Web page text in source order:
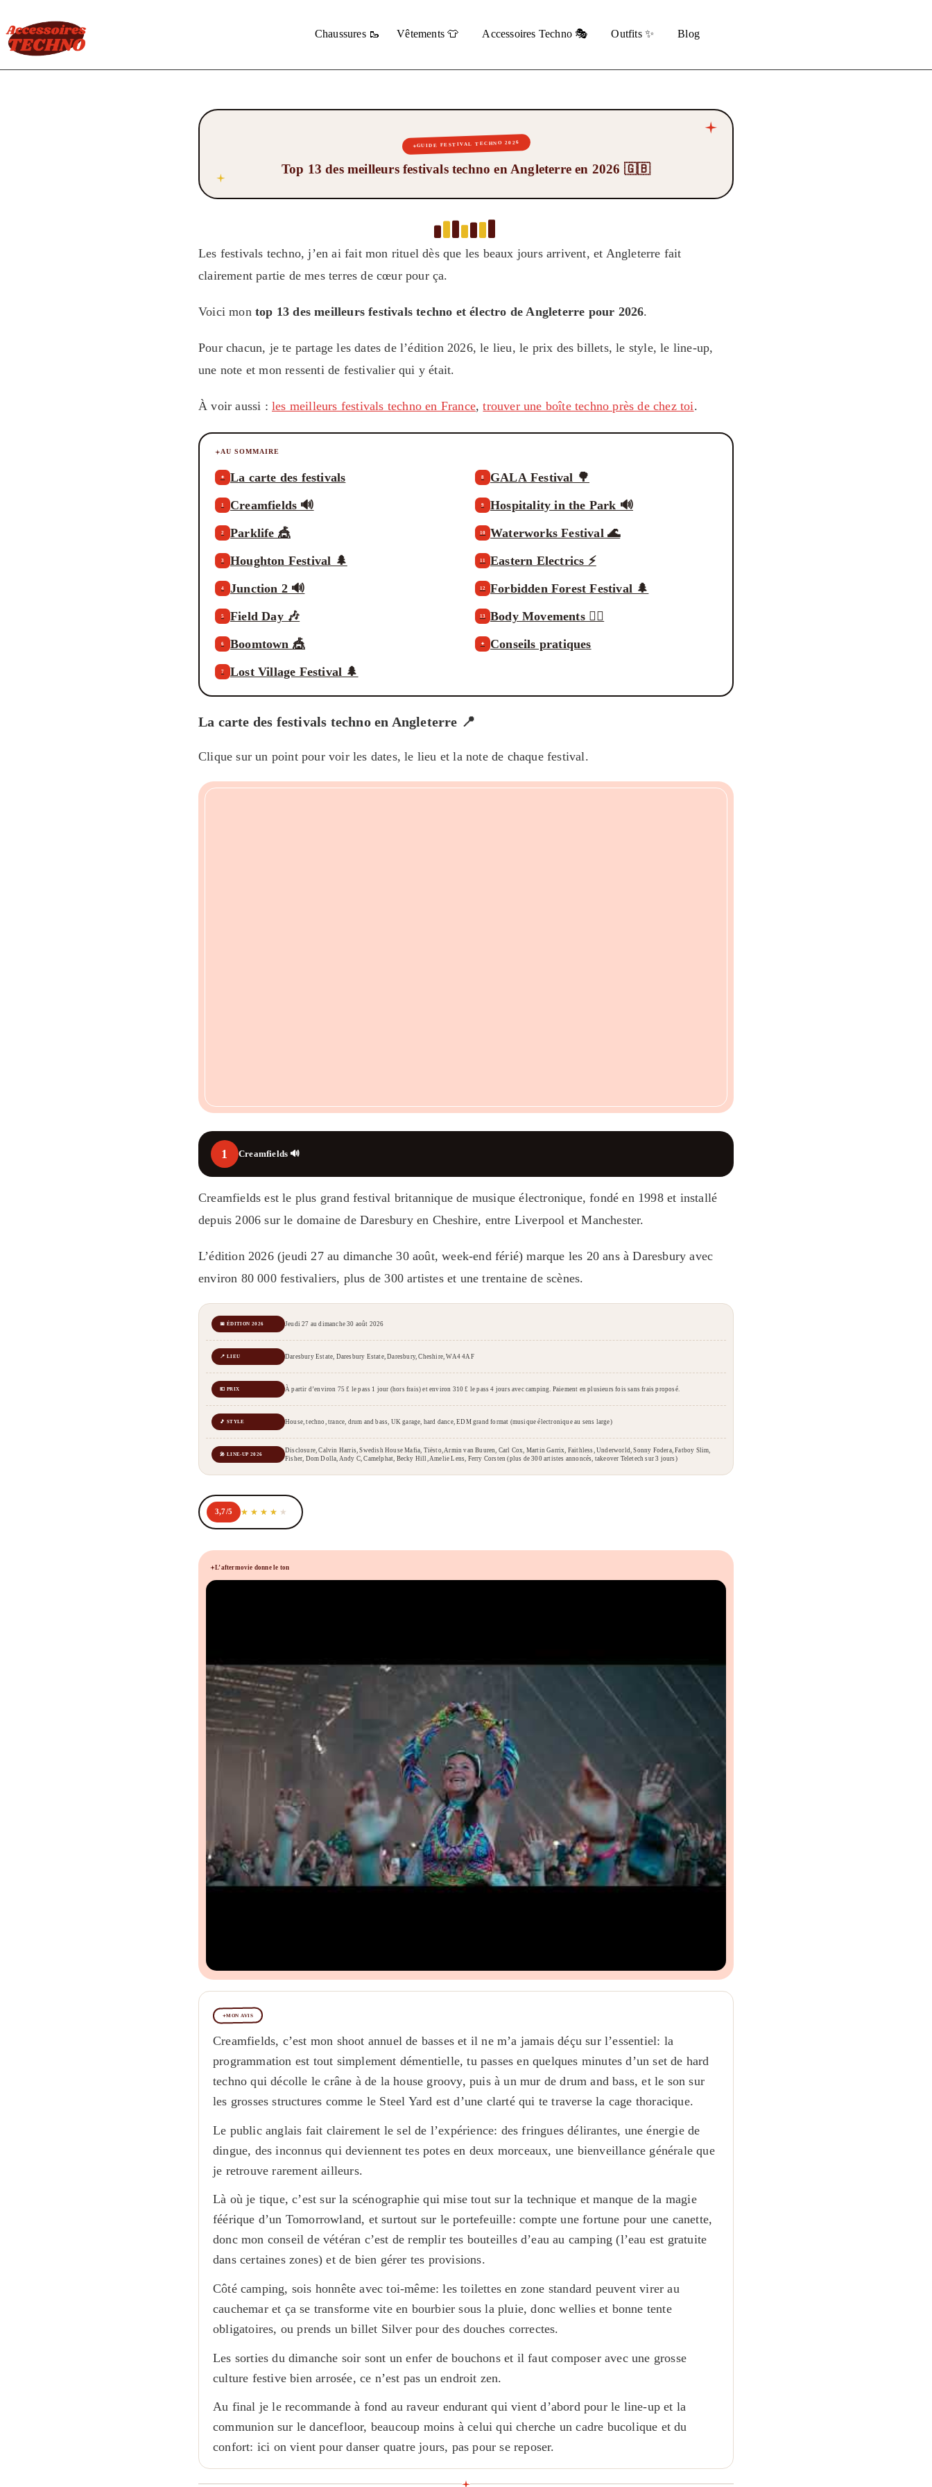
Chaussures 🥾 Vêtements 👕 Accessoires Techno 🎭 Outfits ✨ Blog
GUIDE FESTIVAL TECHNO 2026
Top 13 des meilleurs festivals techno en Angleterre en 2026 🇬🇧
Les festivals techno, j’en ai fait mon rituel dès que les beaux jours arrivent, et Angleterre fait
clairement partie de mes terres de cœur pour ça.
Voici mon top 13 des meilleurs festivals techno et électro de Angleterre pour 2026.
Pour chacun, je te partage les dates de l’édition 2026, le lieu, le prix des billets, le style, le line-up,
une note et mon ressenti de festivalier qui y était.
À voir aussi : les meilleurs festivals techno en France,trouver une boîte techno près de chez toi.
AU SOMMAIRE
✦ La carte des festivals
1 Creamfields 🔊
2 Parklife 🎪
3 Houghton Festival 🌲
4 Junction 2 🔊
5 Field Day 🎶
6 Boomtown 🎪
7 Lost Village Festival 🌲
8 GALA Festival 🌳
9 Hospitality in the Park 🔊
10 Waterworks Festival 🌊
11 Eastern Electrics ⚡
12 Forbidden Forest Festival 🌲
13 Body Movements 🏳️‍🌈
✦ Conseils pratiques
La carte des festivals techno en Angleterre 📍
Clique sur un point pour voir les dates, le lieu et la note de chaque festival.
1 Creamfields 🔊
Creamfields est le plus grand festival britannique de musique électronique, fondé en 1998 et installé
depuis 2006 sur le domaine de Daresbury en Cheshire, entre Liverpool et Manchester.
L’édition 2026 (jeudi 27 au dimanche 30 août, week-end férié) marque les 20 ans à Daresbury avec
environ 80 000 festivaliers, plus de 300 artistes et une trentaine de scènes.
📅 ÉDITION 2026 Jeudi 27 au dimanche 30 août 2026
📍 LIEU Daresbury Estate, Daresbury Estate, Daresbury, Cheshire, WA4 4AF
💶 PRIX À partir d’environ 75 £ le pass 1 jour (hors frais) et environ 310 £ le pass 4 jours avec camping. Paiement en plusieurs fois sans frais proposé.
🎵 STYLE House, techno, trance, drum and bass, UK garage, hard dance, EDM grand format (musique électronique au sens large)
🎤 LINE-UP 2026
Disclosure, Calvin Harris, Swedish House Mafia, Tiësto, Armin van Buuren, Carl Cox, Martin Garrix, Faithless, Underworld, Sonny Fodera, Fatboy Slim,
Fisher, Dom Dolla, Andy C, Camelphat, Becky Hill, Amelie Lens, Ferry Corsten (plus de 300 artistes annoncés, takeover Teletech sur 3 jours)
3,7/5
L’aftermovie donne le ton
MON AVIS
Creamfields, c’est mon shoot annuel de basses et il ne m’a jamais déçu sur l’essentiel: la
programmation est tout simplement démentielle, tu passes en quelques minutes d’un set de hard
techno qui décolle le crâne à de la house groovy, puis à un mur de drum and bass, et le son sur
les grosses structures comme le Steel Yard est d’une clarté qui te traverse la cage thoracique.
Le public anglais fait clairement le sel de l’expérience: des fringues délirantes, une énergie de
dingue, des inconnus qui deviennent tes potes en deux morceaux, une bienveillance générale que
je retrouve rarement ailleurs.
Là où je tique, c’est sur la scénographie qui mise tout sur la technique et manque de la magie
féérique d’un Tomorrowland, et surtout sur le portefeuille: compte une fortune pour une canette,
donc mon conseil de vétéran c’est de remplir tes bouteilles d’eau au camping (l’eau est gratuite
dans certaines zones) et de bien gérer tes provisions.
Côté camping, sois honnête avec toi-même: les toilettes en zone standard peuvent virer au
cauchemar et ça se transforme vite en bourbier sous la pluie, donc wellies et bonne tente
obligatoires, ou prends un billet Silver pour des douches correctes.
Les sorties du dimanche soir sont un enfer de bouchons et il faut composer avec une grosse
culture festive bien arrosée, ce n’est pas un endroit zen.
Au final je le recommande à fond au raveur endurant qui vient d’abord pour le line-up et la
communion sur le dancefloor, beaucoup moins à celui qui cherche un cadre bucolique et du
confort: ici on vient pour danser quatre jours, pas pour se reposer.